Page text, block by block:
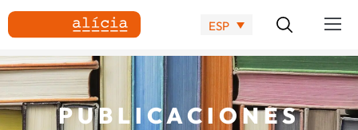
ESP
PUBLICACIONES